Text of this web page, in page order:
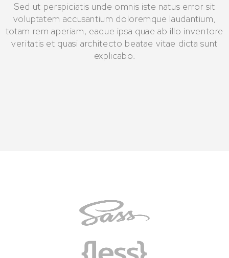
Sed ut perspiciatis unde omnis iste natus error sit
voluptatem accusantium doloremque laudantium,
totam rem aperiam, eaque ipsa quae ab illo inventore
veritatis et quasi architecto beatae vitae dicta sunt
explicabo.